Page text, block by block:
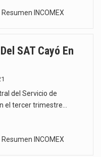
La inversión fija bruta en México registró un aumento de 1.1% interanual en mayo de…
Resumen INCOMEX
SAT Cayó En
del Servicio de
el tercer trimestre…
Resumen INCOMEX